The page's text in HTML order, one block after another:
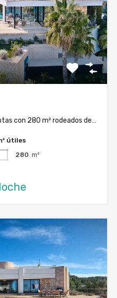
con 280 m² rodeados de…
útiles
280 m²